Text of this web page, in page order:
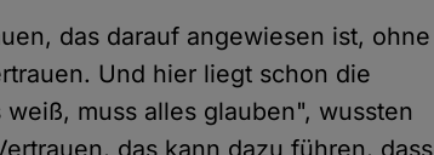
das darauf angewiesen ist, ohne
Und hier liegt schon die
muss alles glauben", wussten